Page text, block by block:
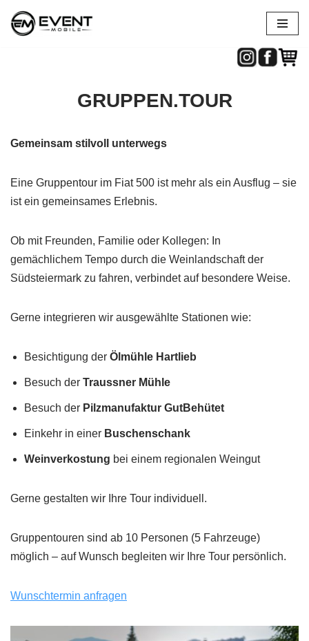
Zum
GRUPPEN.TOUR
Gemeinsam stilvoll unterwegs
Eine Gruppentour im Fiat 500 ist mehr als ein Ausflug – sie
ist ein gemeinsames Erlebnis.
Ob mit Freunden, Familie oder Kollegen: In
gemächlichem Tempo durch die Weinlandschaft der
Südsteiermark zu fahren, verbindet auf besondere Weise.
Gerne integrieren wir ausgewählte Stationen wie:
Besichtigung der Ölmühle Hartlieb
Besuch der Traussner Mühle
Besuch der Pilzmanufaktur GutBehütet
Einkehr in einer Buschenschank
Weinverkostung bei einem regionalen Weingut
Gerne gestalten wir Ihre Tour individuell.
Gruppentouren sind ab 10 Personen (5 Fahrzeuge)
möglich – auf Wunsch begleiten wir Ihre Tour persönlich.
Wunschtermin anfragen